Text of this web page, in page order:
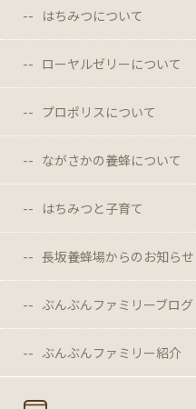
はちみつについて
ローヤルゼリーについて
プロポリスについて
ながさかの養蜂について
はちみつと子育て
長坂養蜂場からのお知らせ
ぶんぶんファミリーブログ
ぶんぶんファミリー紹介